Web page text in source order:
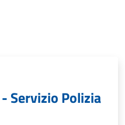
Servizio Polizia